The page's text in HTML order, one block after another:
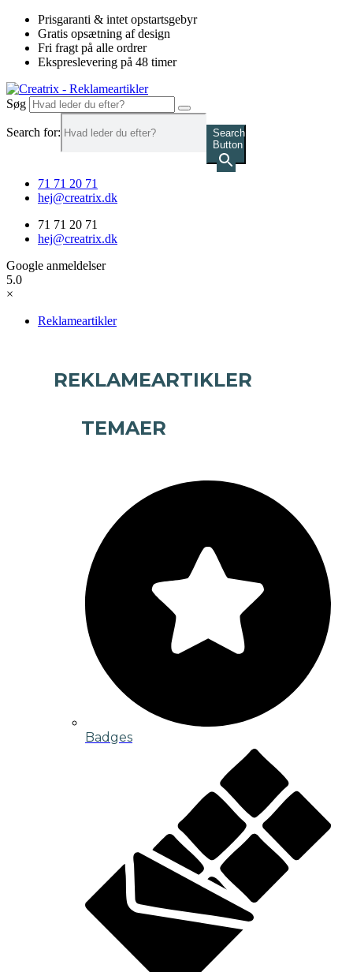
Videre
indhold
Prisgaranti & intet opstartsgebyr
Gratis opsætning af design
Fri fragt på alle ordrer
Ekspreslevering på 48 timer
Søg
Search for:
Search
Button
71 71 20 71
hej@creatrix.dk
71 71 20 71
hej@creatrix.dk
Google anmeldelser
5.0
×
Reklameartikler
REKLAMEARTIKLER
TEMAER
Badges